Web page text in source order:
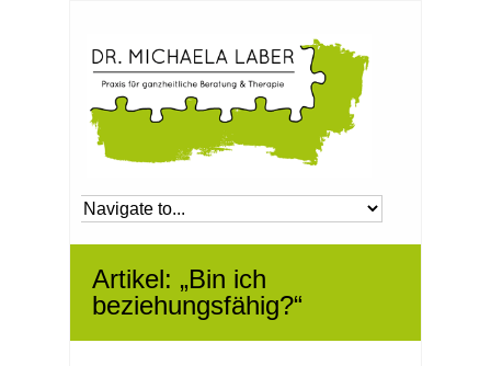
Artikel: „Bin ich
beziehungsfähig?“